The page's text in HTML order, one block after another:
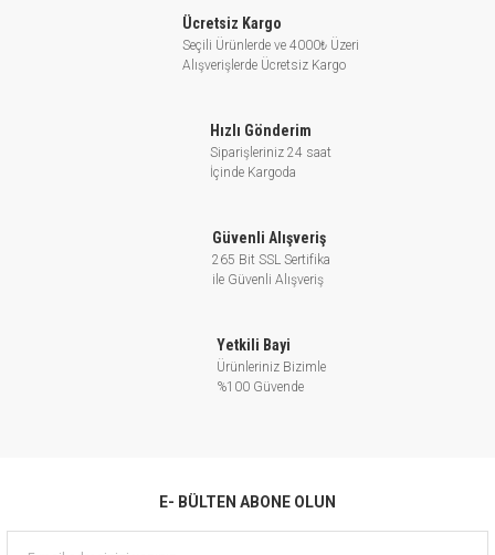
61 mSS
Ücretsiz Kargo
Seçili Ürünlerde ve 4000₺ Üzeri
Alışverişlerde Ücretsiz Kargo
Hızlı Gönderim
Siparişleriniz 24 saat
İçinde Kargoda
Güvenli Alışveriş
265 Bit SSL Sertifika
ile Güvenli Alışveriş
Yetkili Bayi
Ürünleriniz Bizimle
%100 Güvende
E- BÜLTEN ABONE OLUN